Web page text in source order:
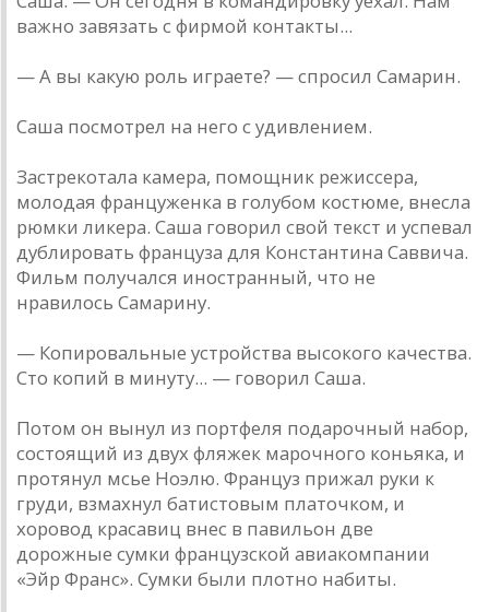
важно завязать с фирмой контакты...
— А вы какую роль играете? — спросил Самарин.
Саша посмотрел на него с удивлением.
Застрекотала камера, помощник режиссера,
молодая француженка в голубом костюме, внесла
рюмки ликера. Саша говорил свой текст и успевал
дублировать француза для Константина Саввича.
Фильм получался иностранный, что не
нравилось Самарину.
— Копировальные устройства высокого качества.
Сто копий в минуту... — говорил Саша.
Потом он вынул из портфеля подарочный набор,
состоящий из двух фляжек марочного коньяка, и
протянул мсье Ноэлю. Француз прижал руки к
груди, взмахнул батистовым платочком, и
хоровод красавиц внес в павильон две
дорожные сумки французской авиакомпании
«Эйр Франс». Сумки были плотно набиты.